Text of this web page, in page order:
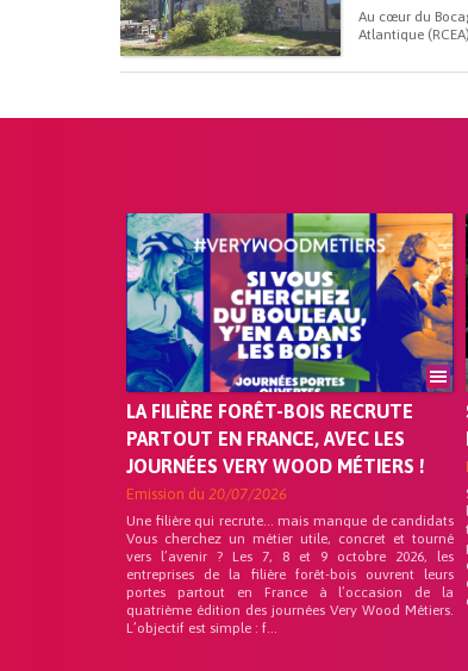
Au cœur du
Atlantique
LA FILIÈRE FORÊT-BOIS RECRUTE
PARTOUT EN FRANCE, AVEC LES
JOURNÉES VERY WOOD MÉTIERS !
Emission du 20/07/2026
Une filière qui recrute… mais manque de candidats
Vous cherchez un métier utile, concret et tourné
vers l’avenir ? Les 7, 8 et 9 octobre 2026, les
entreprises de la filière forêt-bois ouvrent leurs
portes partout en France à l’occasion de la
quatrième édition des journées Very Wood Métiers.
L’objectif est simple : f...